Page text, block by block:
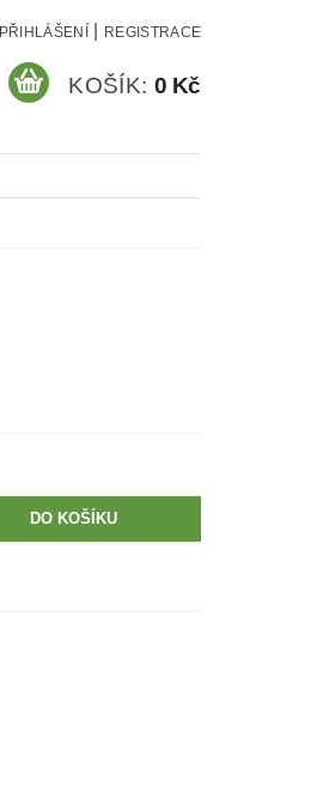
PŘIHLÁŠENÍ REGISTRACE
KOŠÍK: 0 Kč